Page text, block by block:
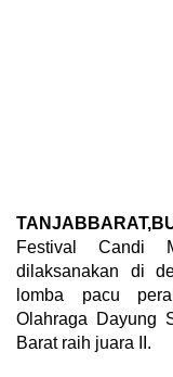
Festival Candi
dilaksanakan di
lomba pacu
Olahraga Dayung
Barat raih juara II.